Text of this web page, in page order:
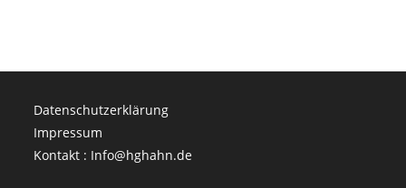
Datenschutzerklärung
Impressum
Kontakt : Info@hghahn.de